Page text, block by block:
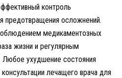
контроль
предотвращения осложнений.
медикаментозных
жизни и регулярным
Любое ухудшение состояния
лечащего врача для